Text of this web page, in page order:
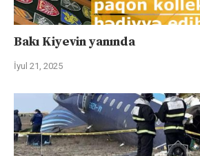
Bakı Kiyevin yanında
İyul 21, 2025